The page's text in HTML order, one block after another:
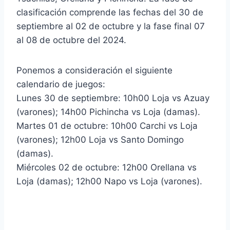
clasificación comprende las fechas del 30 de
septiembre al 02 de octubre y la fase final 07
al 08 de octubre del 2024.
Ponemos a consideración el siguiente
calendario de juegos:
Lunes 30 de septiembre: 10h00 Loja vs Azuay
(varones); 14h00 Pichincha vs Loja (damas).
Martes 01 de octubre: 10h00 Carchi vs Loja
(varones); 12h00 Loja vs Santo Domingo
(damas).
Miércoles 02 de octubre: 12h00 Orellana vs
Loja (damas); 12h00 Napo vs Loja (varones).